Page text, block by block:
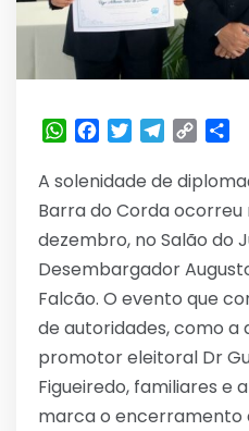
WhatsApp
Facebook
TwitterTelegram
Copy
A solenidade de
Barra do Corda
dezembro, no Salão do
Desembargador
Falcão. O evento que
de autoridades, como a
promotor eleitoral Dr
Figueiredo, familiares e
marca o encerramento